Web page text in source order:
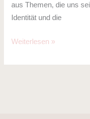
aus Themen, die uns
Identität und die
Weiterlesen »